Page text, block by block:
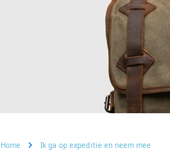
Home Ik ga op expeditie en neem mee